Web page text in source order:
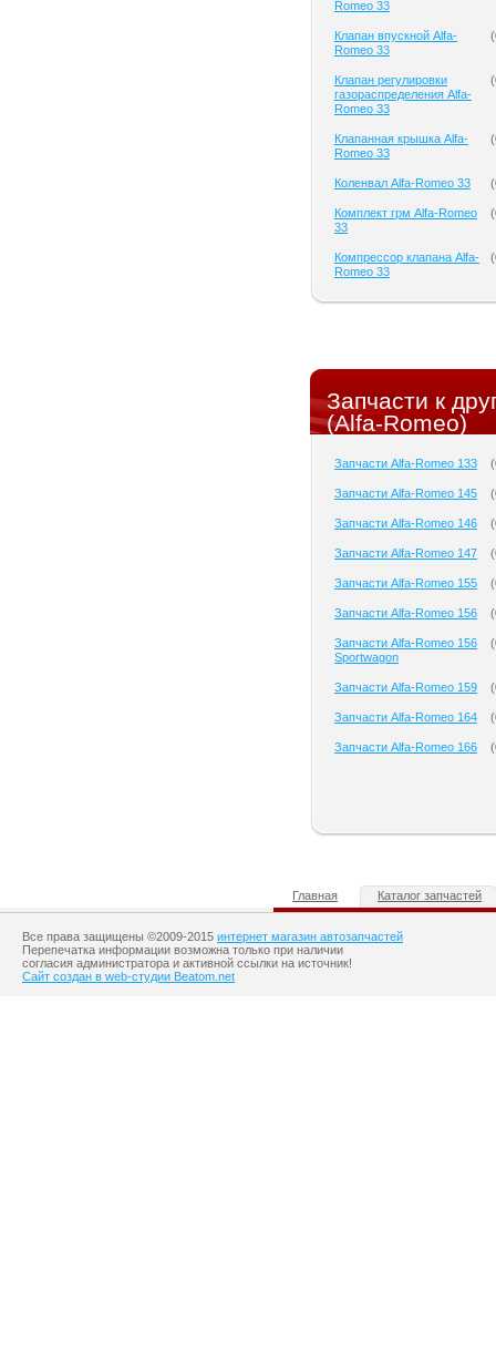
Romeo 33
Клапан впускной Alfa-
Romeo 33
(
Клапан регулировки
газораспределения Alfa-
Romeo 33
(
Клапанная крышка Alfa-
Romeo 33
(
Коленвал Alfa-Romeo 33 (
Комплект грм Alfa-Romeo
33
(
Компрессор клапана Alfa-
Romeo 33
(
Запчасти к
(Alfa-Romeo)
Запчасти Alfa-Romeo 133 (
Запчасти Alfa-Romeo 145 (
Запчасти Alfa-Romeo 146 (
Запчасти Alfa-Romeo 147 (
Запчасти Alfa-Romeo 155 (
Запчасти Alfa-Romeo 156 (
Запчасти Alfa-Romeo 156
Sportwagon
(
Запчасти Alfa-Romeo 159 (
Запчасти Alfa-Romeo 164 (
Запчасти Alfa-Romeo 166 (
Главная Каталог запчастей
Все права защищены ©2009-2015 интернет магазин автозапчастей
Перепечатка информации возможна только при наличии
согласия администратора и активной ссылки на источник!
Сайт создан в web-студии Beatom.net